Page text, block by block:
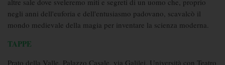
altre sale dove sveleremo miti e segreti di un uomo che, proprio
negli anni dell'euforia e dell'entusiasmo padovano, scavalcò il
mondo medievale della magia per inventare la scienza moderna.
TAPPE
Prato della Valle, Palazzo Casale, via Galilei, Università con Teatro